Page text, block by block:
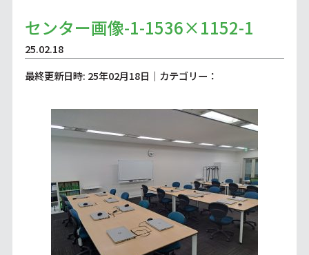
センター画像-1-1536×1152-1
25.02.18
最終更新日時: 25年02月18日｜カテゴリー：